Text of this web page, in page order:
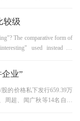
较级
The comparative form of
used instead of
业”
的价格私下发行659.39万
周超、闻广秋等14名自然